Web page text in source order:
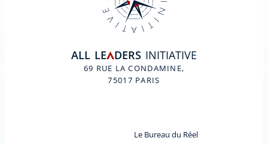
ALL LEADERS INITIATIVE
69 RUE LA CONDAMINE,
75017 PARIS
Le Bureau du Réel